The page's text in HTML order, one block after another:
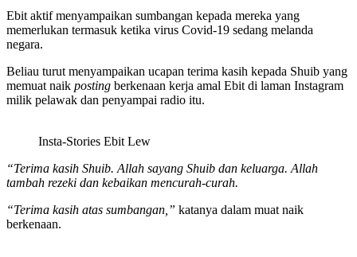
Ebit aktif menyampaikan sumbangan kepada mereka yang
memerlukan termasuk ketika virus Covid-19 sedang melanda
negara.
Beliau turut menyampaikan ucapan terima kasih kepada Shuib yang
memuat naik posting berkenaan kerja amal Ebit di laman Instagram
milik pelawak dan penyampai radio itu.
Insta-Stories Ebit Lew
“Terima kasih Shuib. Allah sayang Shuib dan keluarga. Allah
tambah rezeki dan kebaikan mencurah-curah.
“Terima kasih atas sumbangan,” katanya dalam muat naik
berkenaan.